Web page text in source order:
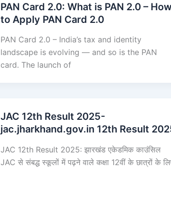
PAN Card 2.0: What is PAN 2.0 – How
to Apply PAN Card 2.0
PAN Card 2.0 – India’s tax and identity
landscape is evolving — and so is the PAN
card. The launch of
JAC 12th Result 2025-
jac.jharkhand.gov.in 12th Result
JAC 12th Result 2025: झारखंड एकेडमिक काउंसिल
JAC से संबद्ध स्कूलों में पढ़ने वाले कक्षा 12वीं के छात्रों के